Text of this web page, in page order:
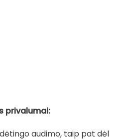
privalumai:
audimo, taip pat dėl